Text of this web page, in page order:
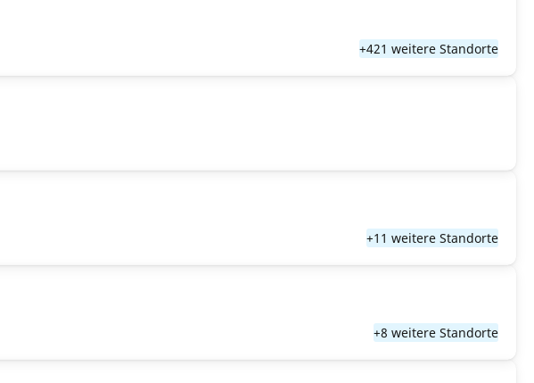
+421 weitere Standorte
+11 weitere Standorte
+8 weitere Standorte